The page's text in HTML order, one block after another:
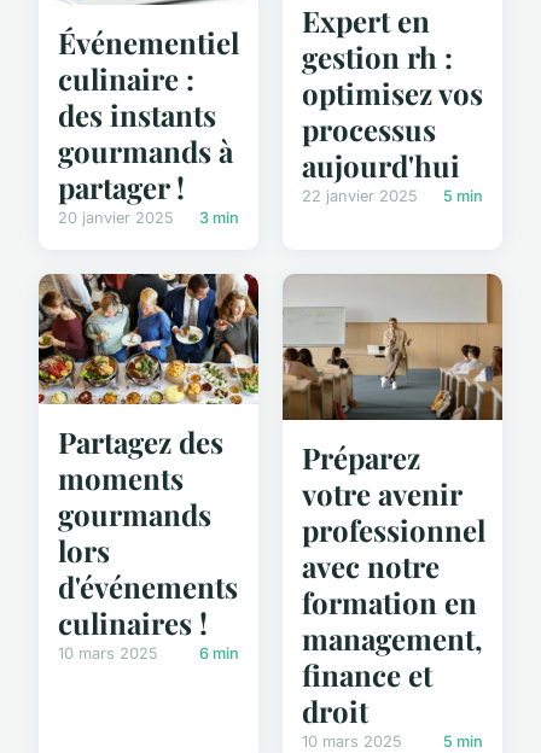
Événementiel
culinaire :
des instants
gourmands à
partager !
20 janvier 2025 3 min
Expert en
gestion rh :
optimisez vos
processus
aujourd'hui
22 janvier 2025 5 min
Partagez des
moments
gourmands
lors
d'événements
culinaires !
10 mars 2025 6 min
Préparez
votre avenir
professionnel
avec notre
formation en
management,
finance et
droit
10 mars 2025 5 min